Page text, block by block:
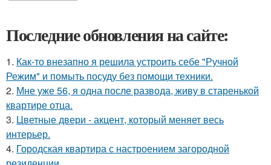
Последние обновления на сайте:
1. Как-то внезапно я решила устроить себе "Ручной
Режим" и помыть посуду без помощи техники.
2. Мне уже 56, я одна после развода, живу в старенькой
квартире отца.
3. Цветные двери - акцент, который меняет весь
интерьер.
4. Городская квартира с настроением загородной